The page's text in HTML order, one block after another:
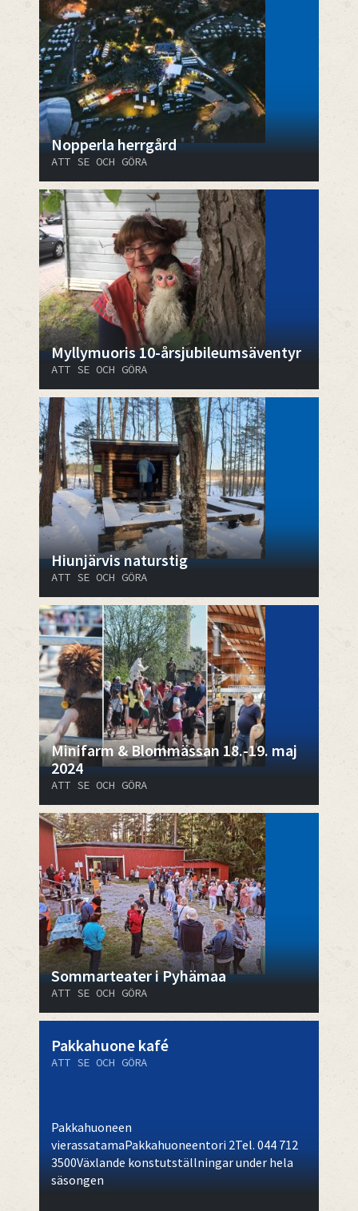
Nopperla herrgård
ATT SE OCH GÖRA
Myllymuoris 10-årsjubileumsäventyr
ATT SE OCH GÖRA
Hiunjärvis naturstig
ATT SE OCH GÖRA
Minifarm & Blommässan 18.-19. maj
2024
ATT SE OCH GÖRA
Sommarteater i Pyhämaa
ATT SE OCH GÖRA
Pakkahuone kafé
ATT SE OCH GÖRA
Pakkahuoneen
vierassatamaPakkahuoneentori 2Tel. 044 712
3500Växlande konstutställningar under hela
säsongen